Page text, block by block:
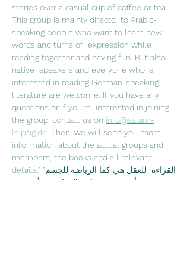
stories over a casual cup of coffee or tea.
This group is mainly directd  to Arabic-
speaking people who want to learn new
words and turns of  expression while
reading together and having fun. But also
native  speakers and everyone who is
interested in reading German-speaking
literature are welcome. If you have any
questions or if you're  interested in joining
the group, contact us on info@salam-
leipzig.de . Then, we will send you more
information about the actual groups and
members, the books and all relevant
details."القراءة  للعقل هي كما الرياضة للجسم"
جوزيف أديسون في نادي القراءة نقرأ سوية